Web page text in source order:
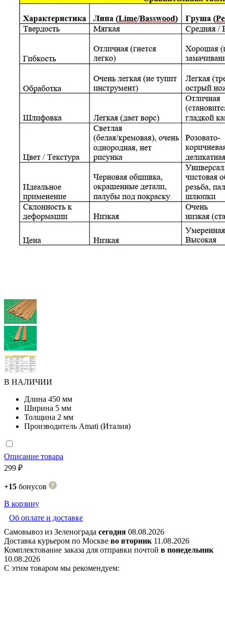
В НАЛИЧИИ
Длина 450 мм
Ширина 5 мм
Толщина 2 мм
Производитель Amati (Италия)
Описание товара
299 ₽
+15 бонусов
В корзину
Об оплате и доставке
Самовывоз из Зеленограда сегодня 08.08.2026
Доставка курьером по Москве во вторник 11.08.2026
Комплектование заказа для отправки почтой в понедельник
10.08.2026
С этим товаром мы рекомендуем: